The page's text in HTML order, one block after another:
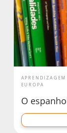
APRENDIZAGEM
EUROPA
O